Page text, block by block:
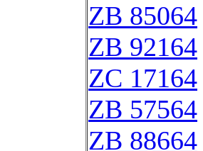
ZB 85064
ZB 92164
ZC 17164
ZB 57564
ZB 88664